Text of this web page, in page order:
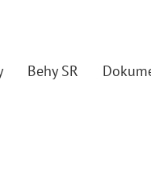
Behy SR